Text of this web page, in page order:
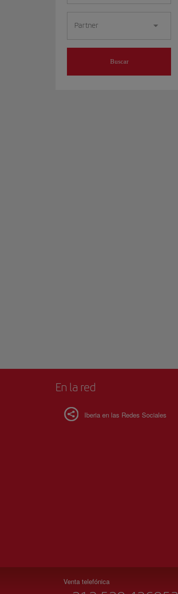
Partner
Buscar
En la red
Iberia en las Redes Sociales
Venta telefónica